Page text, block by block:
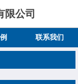
限公司
联系我们